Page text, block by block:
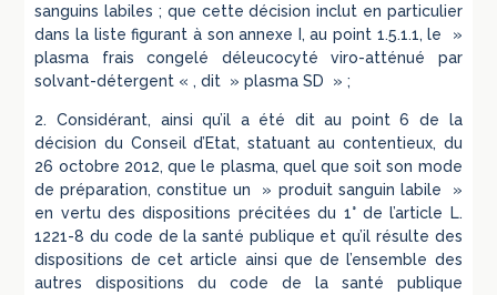
sanguins labiles ; que cette décision inclut en particulier
dans la liste figurant à son annexe I, au point 1.5.1.1, le »
plasma frais congelé déleucocyté viro-atténué par
solvant-détergent « , dit » plasma SD » ;
2. Considérant, ainsi qu’il a été dit au point 6 de la
décision du Conseil d’Etat, statuant au contentieux, du
26 octobre 2012, que le plasma, quel que soit son mode
de préparation, constitue un » produit sanguin labile »
en vertu des dispositions précitées du 1° de l’article L.
1221-8 du code de la santé publique et qu’il résulte des
dispositions de cet article ainsi que de l’ensemble des
autres dispositions du code de la santé publique